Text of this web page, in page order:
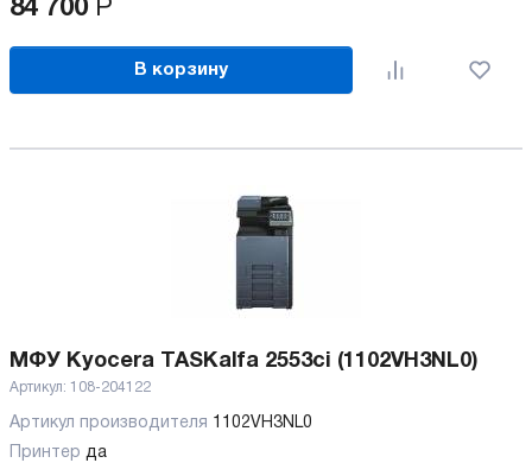
84 700 Р
В корзину
МФУ Kyocera TASKalfa 2553ci (1102VH3NL0)
Артикул: 108-204122
Артикул производителя
1102VH3NL0
Принтер да